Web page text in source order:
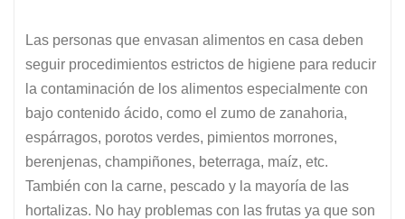
Las personas que envasan alimentos en casa deben
seguir procedimientos estrictos de higiene para reducir
la contaminación de los alimentos especialmente con
bajo contenido ácido, como el zumo de zanahoria,
espárragos, porotos verdes, pimientos morrones,
berenjenas, champiñones, beterraga, maíz, etc.
También con la carne, pescado y la mayoría de las
hortalizas. No hay problemas con las frutas ya que son